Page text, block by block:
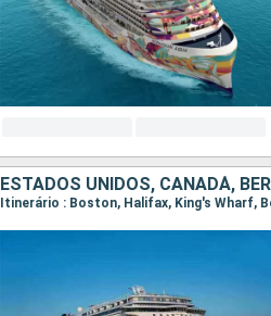
ESTADOS UNIDOS, CANADÁ,
Itinerário : Boston, Halifax, King's Wharf,